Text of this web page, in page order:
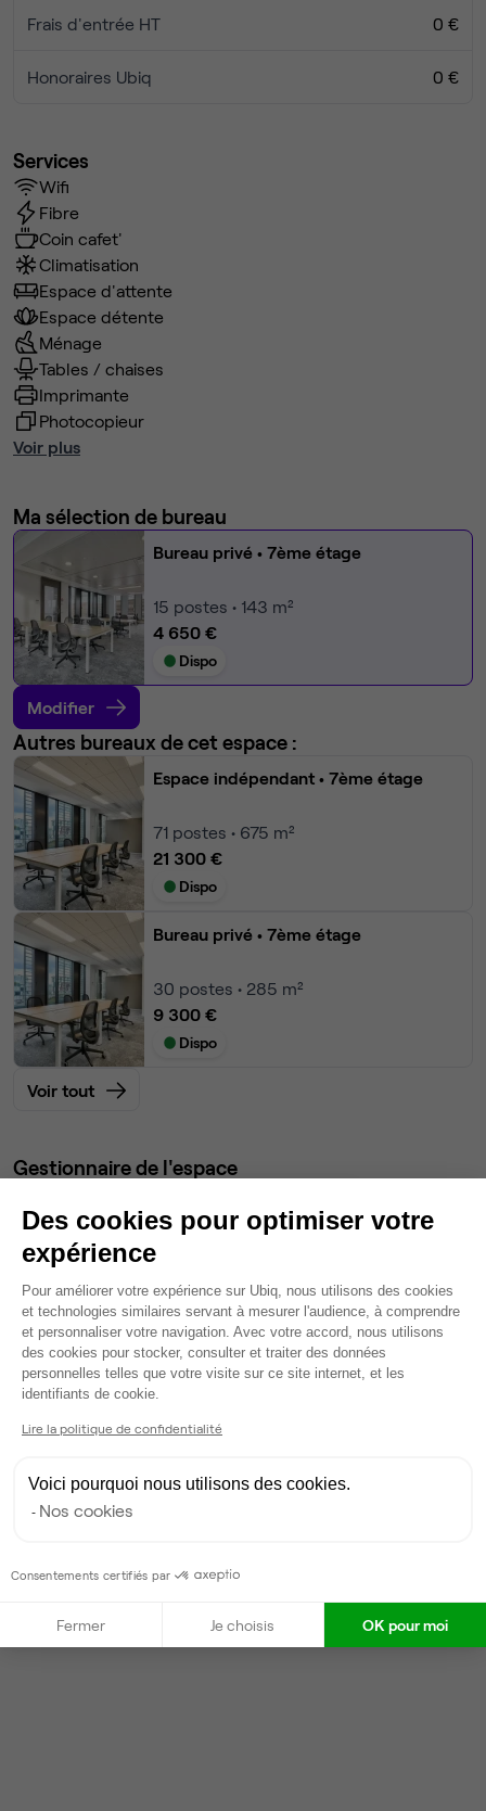
Frais d'entrée HT 0 €
Honoraires Ubiq 0 €
Services
Wifi
Fibre
Coin cafet'
Climatisation
Espace d'attente
Espace détente
Ménage
Tables / chaises
Imprimante
Photocopieur
Voir plus
Ma sélection de bureau
Bureau privé • 7ème étage
15 postes • 143 m²
4 650 €
Dispo
Modifier
Autres bureaux de cet espace :
Espace indépendant • 7ème étage
71 postes • 675 m²
21 300 €
Dispo
Bureau privé • 7ème étage
30 postes • 285 m²
9 300 €
Dispo
Voir tout
Gestionnaire de l'espace
Ludovic
Partenaire depuis 2019
Répond dans la journée
Taux de réponse : 10%
Locataires trouvés sur Ubiq : 20
Des cookies pour optimiser votre
expérience
Plateforme de Gestion du
Pour améliorer votre expérience sur Ubiq, nous utilisons des cookies
et technologies similaires servant à mesurer l'audience, à comprendre
et personnaliser votre navigation. Avec votre accord, nous utilisons
des cookies pour stocker, consulter et traiter des données
personnelles telles que votre visite sur ce site internet, et les
identifiants de cookie.
Lire la politique de confidentialité
Voici pourquoi nous utilisons des cookies.
Nos cookies
Consentements certifiés par
Fermer Je choisis OK pour moi